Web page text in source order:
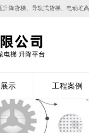
降货梯、导轨式货梯、电动堆
示 工程案例